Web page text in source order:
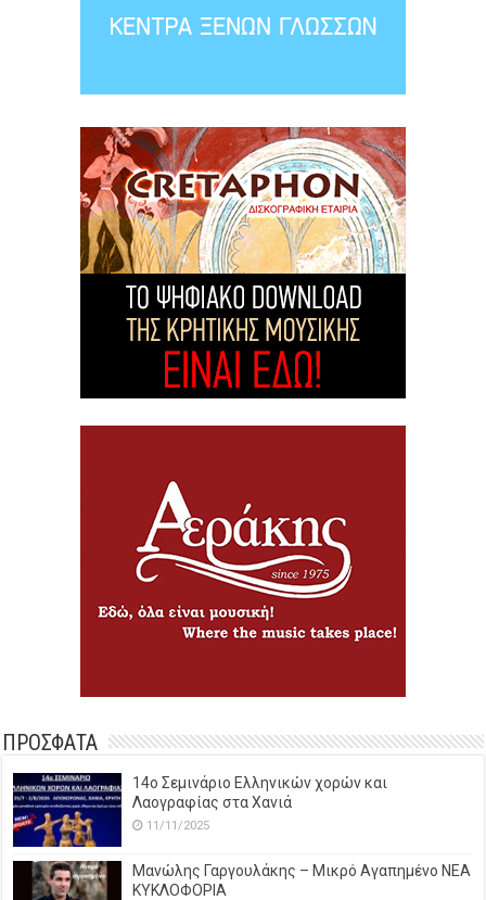
ΠΡΟΣΦΑΤΑ
14o Σεμινάριο Ελληνικών χορών και
Λαογραφίας στα Χανιά
11/11/2025
Μανώλης Γαργουλάκης – Μικρό Αγαπημένο NEΑ
ΚΥΚΛΟΦΟΡΙΑ